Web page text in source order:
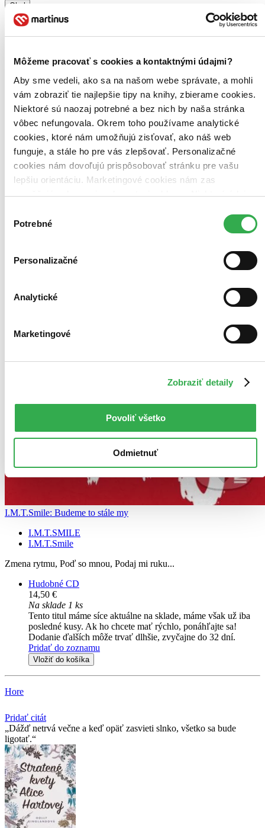
Môžeme pracovať s cookies a kontaktnými údajmi?
Aby sme vedeli, ako sa na našom webe správate, a mohli
vám zobraziť tie najlepšie tipy na knihy, zbierame cookies.
Niektoré sú naozaj potrebné a bez nich by naša stránka
vôbec nefungovala. Okrem toho používame analytické
cookies, ktoré nám umožňujú zisťovať, ako náš web
funguje, a stále ho pre vás zlepšovať. Personalizačné
cookies nám dovoľujú prispôsobovať stránku pre vašu
lepšiu orientáciu. Marketingové cookies nám zas
umožňujú zobrazenie relevantnej reklamy. Niektoré údaje
keby sme mohli používať všetky tieto cookies. Ďakujeme!
súhlasu
Potrebné
Personalizačné
Analytické
Marketingové
Zobraziť detaily
Povoliť všetko
Odmietnuť
Obal
CD obal (1 titul)
Zúžiť výber
Zoradiť
Bestsellery
Top hodnotené
Novinky
Najdrahšie
Najlacnejšie
dostupnéCD obal
I.M.T.Smile: Budeme to stále my
I.M.T.SMILE
I.M.T.Smile
Zmena rytmu, Poď so mnou, Podaj mi ruku...
Hudobné CD
14,50 €
Na sklade 1 ks
Tento titul máme síce aktuálne na sklade, máme však už iba
posledné kusy. Ak ho chcete mať rýchlo, ponáhľajte sa!
Dodanie ďalších môže trvať dlhšie, zvyčajne do 32 dní.
Pridať do zoznamu
Vložiť do košíka
Hore
Pridať citát
Dážď netrvá večne a keď opäť zasvieti slnko, všetko sa bude
ligotať.